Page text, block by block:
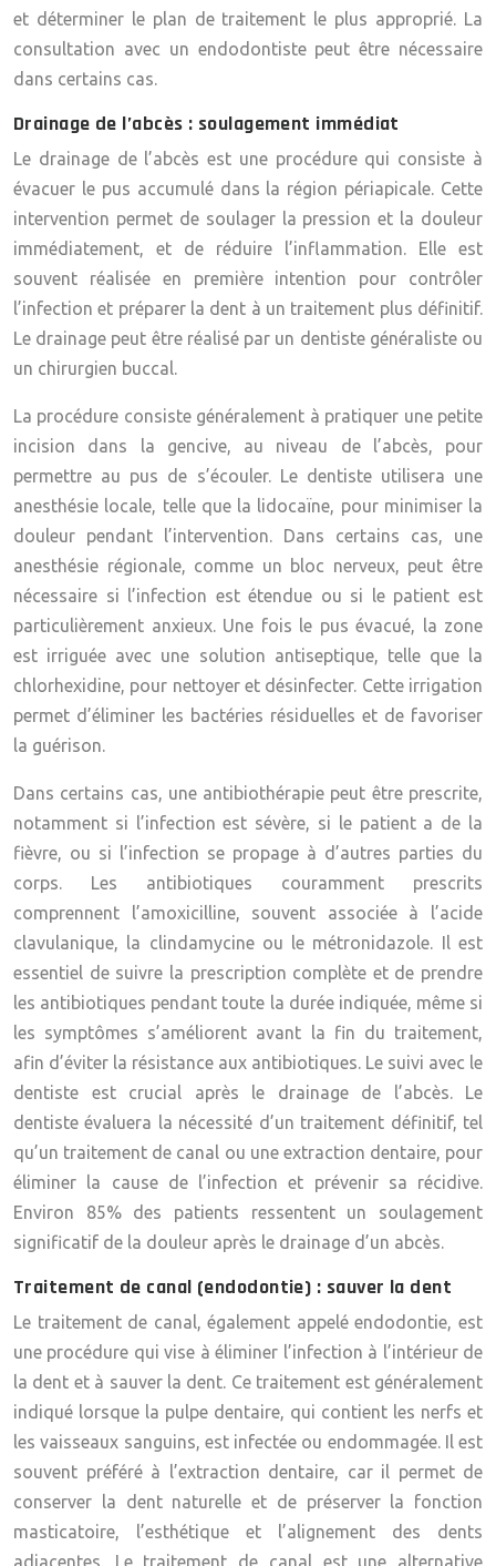
et déterminer le plan de traitement le plus approprié. La
consultation avec un endodontiste peut être nécessaire
dans certains cas.
Drainage de l’abcès : soulagement immédiat
Le drainage de l’abcès est une procédure qui consiste à
évacuer le pus accumulé dans la région périapicale. Cette
intervention permet de soulager la pression et la douleur
immédiatement, et de réduire l’inflammation. Elle est
souvent réalisée en première intention pour contrôler
l’infection et préparer la dent à un traitement plus définitif.
Le drainage peut être réalisé par un dentiste généraliste ou
un chirurgien buccal.
La procédure consiste généralement à pratiquer une petite
incision dans la gencive, au niveau de l’abcès, pour
permettre au pus de s’écouler. Le dentiste utilisera une
anesthésie locale, telle que la lidocaïne, pour minimiser la
douleur pendant l’intervention. Dans certains cas, une
anesthésie régionale, comme un bloc nerveux, peut être
nécessaire si l’infection est étendue ou si le patient est
particulièrement anxieux. Une fois le pus évacué, la zone
est irriguée avec une solution antiseptique, telle que la
chlorhexidine, pour nettoyer et désinfecter. Cette irrigation
permet d’éliminer les bactéries résiduelles et de favoriser
la guérison.
Dans certains cas, une antibiothérapie peut être prescrite,
notamment si l’infection est sévère, si le patient a de la
fièvre, ou si l’infection se propage à d’autres parties du
corps. Les antibiotiques couramment prescrits
comprennent l’amoxicilline, souvent associée à l’acide
clavulanique, la clindamycine ou le métronidazole. Il est
essentiel de suivre la prescription complète et de prendre
les antibiotiques pendant toute la durée indiquée, même si
les symptômes s’améliorent avant la fin du traitement,
afin d’éviter la résistance aux antibiotiques. Le suivi avec le
dentiste est crucial après le drainage de l’abcès. Le
dentiste évaluera la nécessité d’un traitement définitif, tel
qu’un traitement de canal ou une extraction dentaire, pour
éliminer la cause de l’infection et prévenir sa récidive.
Environ 85% des patients ressentent un soulagement
significatif de la douleur après le drainage d’un abcès.
Traitement de canal (endodontie) : sauver la dent
Le traitement de canal, également appelé endodontie, est
une procédure qui vise à éliminer l’infection à l’intérieur de
la dent et à sauver la dent. Ce traitement est généralement
indiqué lorsque la pulpe dentaire, qui contient les nerfs et
les vaisseaux sanguins, est infectée ou endommagée. Il est
souvent préféré à l’extraction dentaire, car il permet de
conserver la dent naturelle et de préserver la fonction
masticatoire, l’esthétique et l’alignement des dents
adjacentes. Le traitement de canal est une alternative